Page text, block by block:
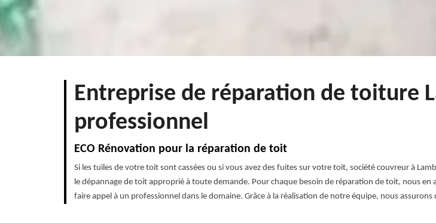
Entreprise de réparation de toiture
professionnel
ECO Rénovation pour la réparation de toit
Si les tuiles de votre toit sont cassées ou si vous avez des fuites sur votre toit, société couvreur à
le dépannage de toit approprié à toute demande. Pour chaque besoin de réparation de toit, nous
faire appel à un professionnel dans le domaine. Grâce à la réalisation de notre équipe, nous assurons